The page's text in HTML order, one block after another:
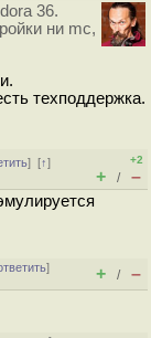
36.
ни mc,
техподдержка.
][↑]
+2
+ / –
]
+ / –